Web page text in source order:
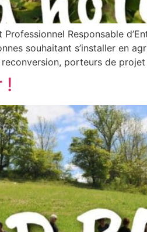
Responsable
souhaitant s’installer en
porteurs de
!